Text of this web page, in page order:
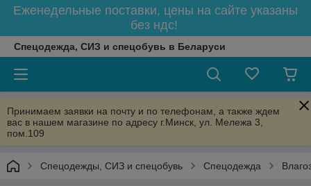
Еженедельные поставки, цены на сайте указаны
без ндс!
Спецодежда, СИЗ и спецобувь в Беларуси
Принимаем заявки на почту и по телефонам, а также ждем
вас в нашем магазине по адресу г.Минск, ул. Мележа 3,
пом.109
Спецодежды, СИЗ и спецобувь Спецодежда